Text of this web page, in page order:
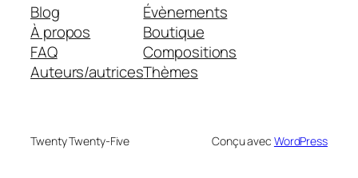
Blog
À propos
FAQ
Auteurs/autrices
Évènements
Boutique
Compositions
Thèmes
Twenty Twenty-Five Conçu avec WordPress